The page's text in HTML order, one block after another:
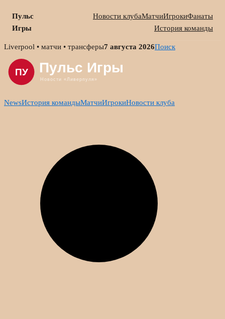
Пульс
Игры
Новости клубаМатчиИгрокиФанаты
История команды
Skip
content
Liverpool • матчи • трансферы7 августа 2026Поиск
NewsИстория командыМатчиИгрокиНовости клуба